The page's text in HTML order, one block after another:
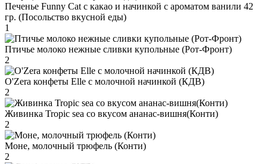
Печенье Funny Сat с какао и начинкой с ароматом ванили 42
гр. (Посольство вкусной еды)
1
Птичье молоко нежные сливки купольные (Рот-Фронт)
2
O'Zera конфеты Elle с молочной начинкой (КДВ)
2
Живинка Tropic sea со вкусом ананас-вишня(Конти)
2
Моне, молочный трюфель (Конти)
2